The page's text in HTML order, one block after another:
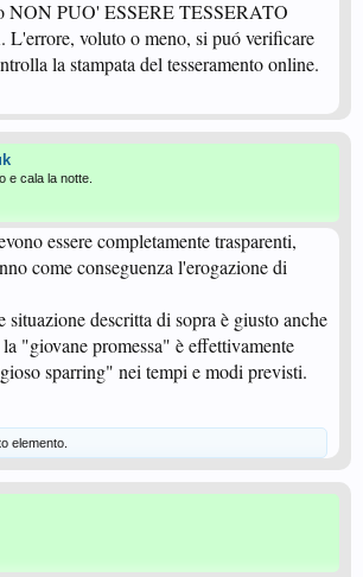
NON PUO' ESSERE TESSERATO
voluto o meno, si puó verificare
la stampata del tesseramento online.
e cala la notte.
essere completamente trasparenti,
come conseguenza l'erogazione di
situazione descritta di sopra è giusto anche
"giovane promessa" è effettivamente
sparring" nei tempi e modi previsti.
elemento.